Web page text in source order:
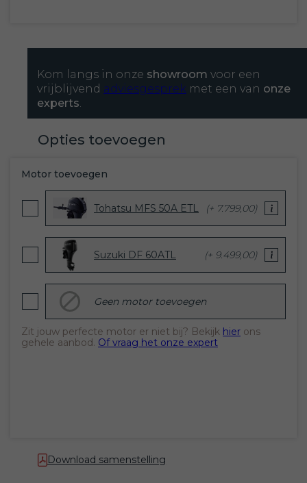
Opties toevoegen
Kom langs in onze showroom voor een
vrijblijvend adviesgesprek met een van onze
experts.
Motor toevoegen
Tohatsu MFS 50A ETL (+ 7.799,00)
Suzuki DF 60ATL (+ 9.499,00)
Geen motor toevoegen
Zit jouw perfecte motor er niet bij? Bekijk hier ons
gehele aanbod. Of vraag het onze expert
Download samenstelling